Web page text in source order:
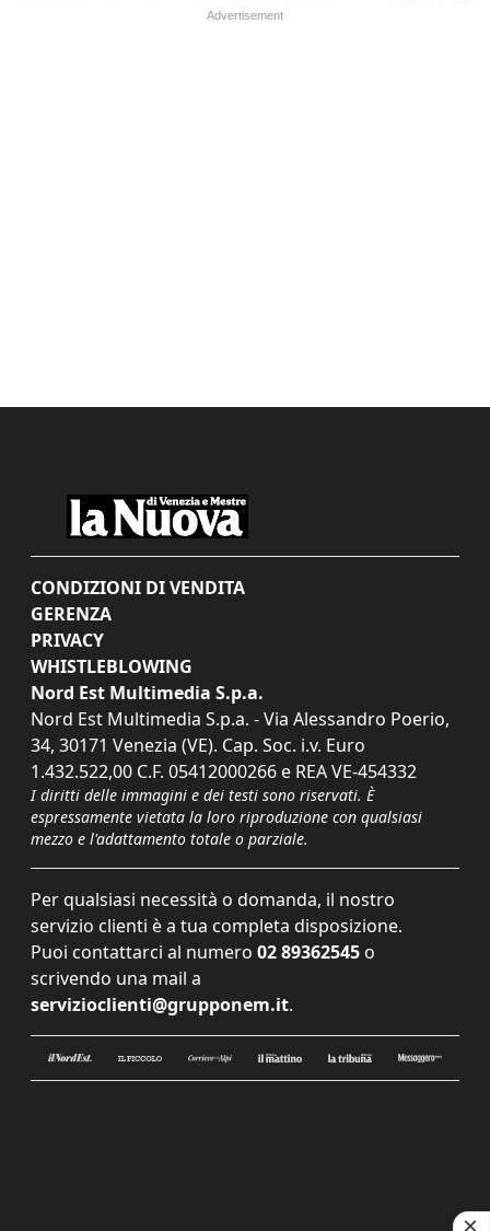
CONDIZIONI DI VENDITA
GERENZA
PRIVACY
WHISTLEBLOWING
Nord Est Multimedia S.p.a.
Nord Est Multimedia S.p.a. - Via Alessandro Poerio,
34, 30171 Venezia (VE). Cap. Soc. i.v. Euro
1.432.522,00 C.F. 05412000266 e REA VE-454332
I diritti delle immagini e dei testi sono riservati. È
espressamente vietata la loro riproduzione con qualsiasi
mezzo e l'adattamento totale o parziale.
Per qualsiasi necessità o domanda, il nostro
servizio clienti è a tua completa disposizione.
Puoi contattarci al numero 02 89362545 o
scrivendo una mail a
servizioclienti@grupponem.it.